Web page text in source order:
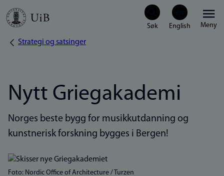
Hopp
hovedinnhold
Meny
Navigasjonssti
Strategi og satsinger
Nytt Griegakademi
Norges beste bygg for musikkutdanning og
kunstnerisk forskning bygges i Bergen!
Bilde
Foto: Nordic Office of Architecture / Turzen